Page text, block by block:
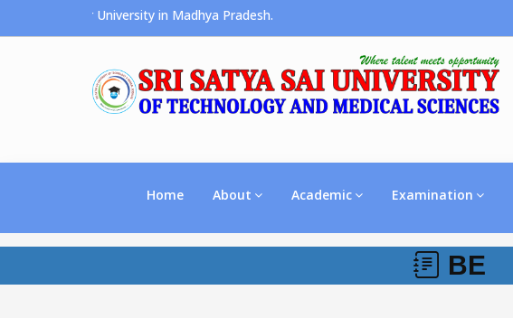
University in Madhya Pradesh.
Home About Academic Examination
BE